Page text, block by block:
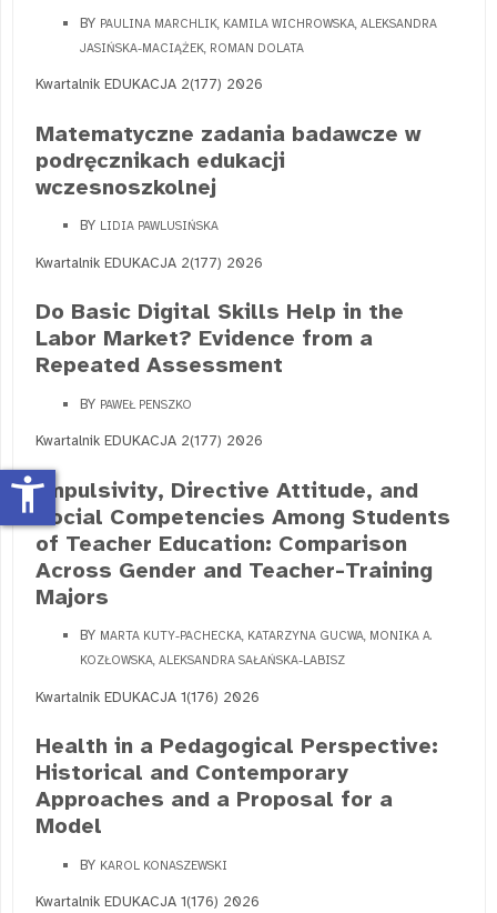
BY PAULINA MARCHLIK, KAMILA WICHROWSKA, ALEKSANDRA
JASIŃSKA-MACIĄŻEK, ROMAN DOLATA
Kwartalnik EDUKACJA 2(177) 2026
Matematyczne zadania badawcze w
podręcznikach edukacji
wczesnoszkolnej
BY LIDIA PAWLUSIŃSKA
Kwartalnik EDUKACJA 2(177) 2026
Do Basic Digital Skills Help in the
Labor Market? Evidence from a
Repeated Assessment
BY PAWEŁ PENSZKO
Kwartalnik EDUKACJA 2(177) 2026
Impulsivity, Directive Attitude, and
Social Competencies Among Students
of Teacher Education: Comparison
Across Gender and Teacher-Training
Majors
BY MARTA KUTY-PACHECKA, KATARZYNA GUCWA, MONIKA A.
KOZŁOWSKA, ALEKSANDRA SAŁAŃSKA-LABISZ
Kwartalnik EDUKACJA 1(176) 2026
Health in a Pedagogical Perspective:
Historical and Contemporary
Approaches and a Proposal for a
Model
BY KAROL KONASZEWSKI
Kwartalnik EDUKACJA 1(176) 2026
accessibility_new